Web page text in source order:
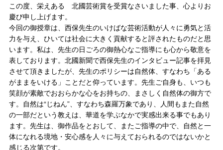
この度、栄えある 北國芸術賞を受賞なさいました事、心よりお
慶び申し上げます。
今回の御授章は、西保先生のいけばな芸術活動が人々に勇気と活
力を与え、ひいては社会に大きく貢献すると評されたものだと思
います。私は、先生の日ごろの御熱心なご指導にも心から敬意を
表しております。北國新聞で西保先生のインタビュー記事を拝見
させて頂きましたが、先生のポリシーは自然体、すなわち「ある
がままをいける」ことだと仰っています。先生ご自身も、いつも
笑顔が素敵でおおらかな心をお持ちの、まさしく自然体の御方で
す。自然は“じねん”、すなわち森羅万象であり、人間もまた自然
の一部だという教えは、華道を学ぶなかで実感出来る事でもあり
ます。先生は、御作品をとおして、またご指導の中で、自然と一
体になれる境地・安心感を人々に与えておられるのではないかと
感じる次第です。